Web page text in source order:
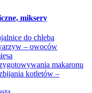
miksery
do chleba
– owoców
makaronu
kotletów –